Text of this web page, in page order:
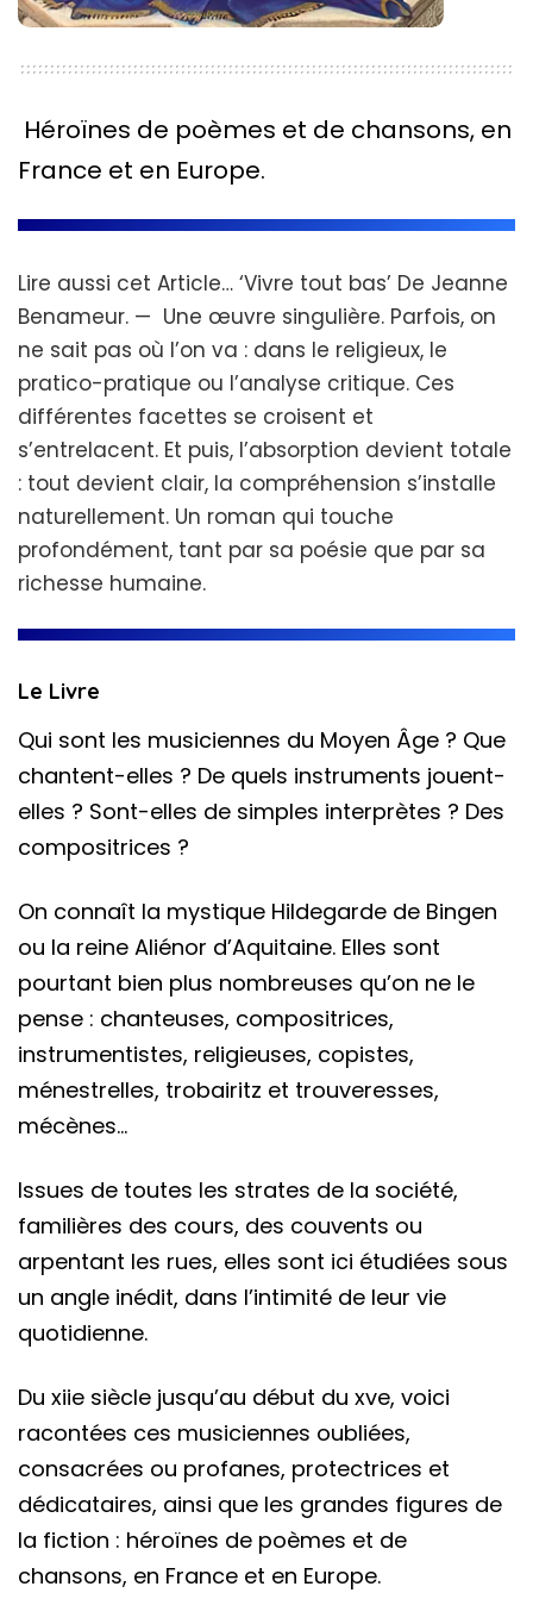
Héroïnes de poèmes et de chansons, en
France et en Europe.
Lire aussi cet Article… ‘Vivre tout bas’ De Jeanne
Benameur. — Une œuvre singulière. Parfois, on
ne sait pas où l’on va : dans le religieux, le
pratico-pratique ou l’analyse critique. Ces
différentes facettes se croisent et
s’entrelacent. Et puis, l’absorption devient totale
: tout devient clair, la compréhension s’installe
naturellement. Un roman qui touche
profondément, tant par sa poésie que par sa
richesse humaine.
Le Livre
Qui sont les musiciennes du Moyen Âge ? Que
chantent-elles ? De quels instruments jouent-
elles ? Sont-elles de simples interprètes ? Des
compositrices ?
On connaît la mystique Hildegarde de Bingen
ou la reine Aliénor d’Aquitaine. Elles sont
pourtant bien plus nombreuses qu’on ne le
pense : chanteuses, compositrices,
instrumentistes, religieuses, copistes,
ménestrelles, trobairitz et trouveresses,
mécènes…
Issues de toutes les strates de la société,
familières des cours, des couvents ou
arpentant les rues, elles sont ici étudiées sous
un angle inédit, dans l’intimité de leur vie
quotidienne.
Du xiie siècle jusqu’au début du xve, voici
racontées ces musiciennes oubliées,
consacrées ou profanes, protectrices et
dédicataires, ainsi que les grandes figures de
la fiction : héroïnes de poèmes et de
chansons, en France et en Europe.